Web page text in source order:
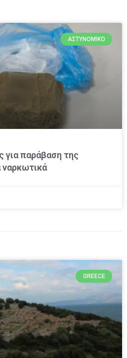
ΑΣΤΥΝΟΜΙΚΌ
για παράβαση της
ναρκωτικά
GREECE